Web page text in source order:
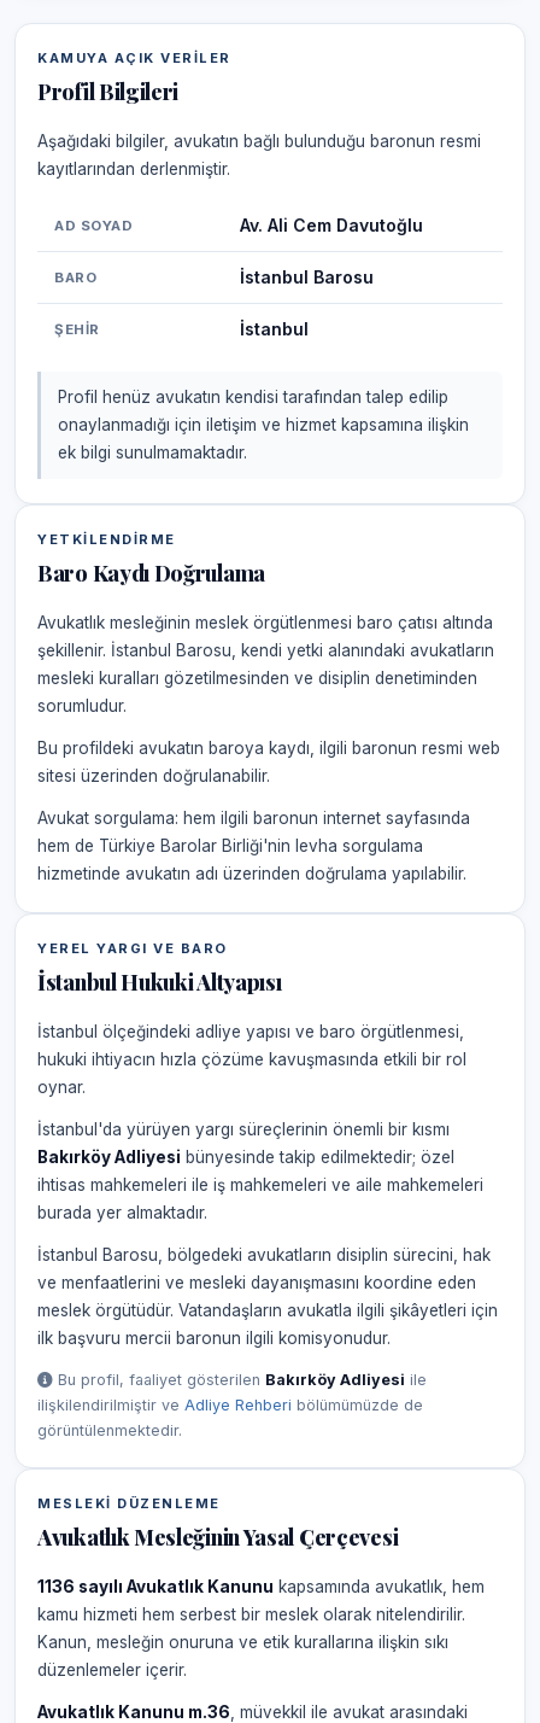
KAMUYA AÇIK VERILER
Profil Bilgileri
Aşağıdaki bilgiler, avukatın bağlı bulunduğu baronun resmi
kayıtlarından derlenmiştir.
AD SOYAD Av. Ali Cem Davutoğlu
BARO İstanbul Barosu
ŞEHIR İstanbul
Profil henüz avukatın kendisi tarafından talep edilip
onaylanmadığı için iletişim ve hizmet kapsamına ilişkin
ek bilgi sunulmamaktadır.
YETKILENDIRME
Baro Kaydı Doğrulama
Avukatlık mesleğinin meslek örgütlenmesi baro çatısı altında
şekillenir. İstanbul Barosu, kendi yetki alanındaki avukatların
mesleki kuralları gözetilmesinden ve disiplin denetiminden
sorumludur.
Bu profildeki avukatın baroya kaydı, ilgili baronun resmi web
sitesi üzerinden doğrulanabilir.
Avukat sorgulama: hem ilgili baronun internet sayfasında
hem de Türkiye Barolar Birliği'nin levha sorgulama
hizmetinde avukatın adı üzerinden doğrulama yapılabilir.
YEREL YARGI VE BARO
İstanbul Hukuki Altyapısı
İstanbul ölçeğindeki adliye yapısı ve baro örgütlenmesi,
hukuki ihtiyacın hızla çözüme kavuşmasında etkili bir rol
oynar.
İstanbul'da yürüyen yargı süreçlerinin önemli bir kısmı
Bakırköy Adliyesi bünyesinde takip edilmektedir; özel
ihtisas mahkemeleri ile iş mahkemeleri ve aile mahkemeleri
burada yer almaktadır.
İstanbul Barosu, bölgedeki avukatların disiplin sürecini, hak
ve menfaatlerini ve mesleki dayanışmasını koordine eden
meslek örgütüdür. Vatandaşların avukatla ilgili şikâyetleri için
ilk başvuru mercii baronun ilgili komisyonudur.
Bu profil, faaliyet gösterilen Bakırköy Adliyesi ile
ilişkilendirilmiştir ve Adliye Rehberi bölümümüzde de
görüntülenmektedir.
MESLEKI DÜZENLEME
Avukatlık Mesleğinin Yasal Çerçevesi
1136 sayılı Avukatlık Kanunu kapsamında avukatlık, hem
kamu hizmeti hem serbest bir meslek olarak nitelendirilir.
Kanun, mesleğin onuruna ve etik kurallarına ilişkin sıkı
düzenlemeler içerir.
Avukatlık Kanunu m.36 , müvekkil ile avukat arasındaki